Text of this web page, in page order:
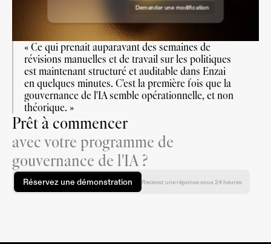
« Ce qui prenait auparavant des semaines de
révisions manuelles et de travail sur les politiques
est maintenant structuré et auditable dans Enzai
en quelques minutes. C'est la première fois que la
gouvernance de l'IA semble opérationnelle, et non
théorique. »
Prêt à commencer
avec votre programme de
gouvernance de l'IA ?
Réservez une démonstration Recevez une réponse sous 24 heures
Demander une modification